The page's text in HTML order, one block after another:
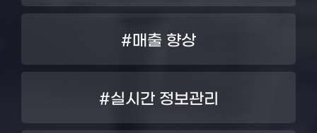
#매출 향상
#실시간 정보관리